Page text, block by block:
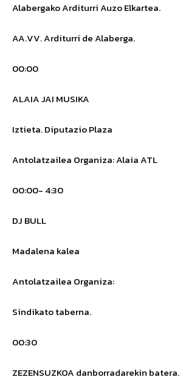
Alabergako Arditurri Auzo Elkartea.
AA.VV. Arditurri de Alaberga.
00:00
ALAIA JAI MUSIKA
Iztieta. Diputazio Plaza
Antolatzailea Organiza: Alaia ATL
00:00- 4:30
DJ BULL
Madalena kalea
Antolatzailea Organiza:
Sindikato taberna.
00:30
ZEZENSUZKOA danborradarekin batera.